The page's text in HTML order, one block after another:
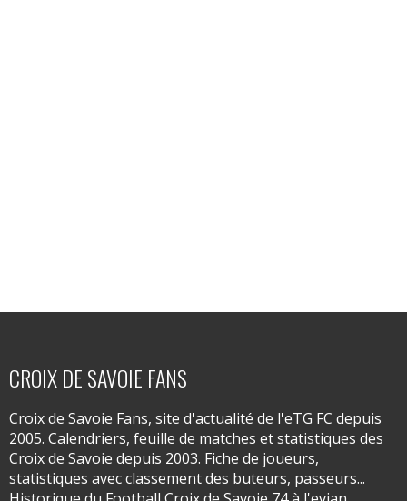
CROIX DE SAVOIE FANS
Croix de Savoie Fans, site d'actualité de l'eTG FC depuis
2005. Calendriers, feuille de matches et statistiques des
Croix de Savoie depuis 2003. Fiche de joueurs,
statistiques avec classement des buteurs, passeurs...